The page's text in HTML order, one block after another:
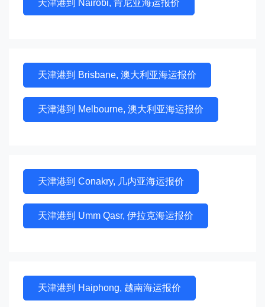
天津港到 Nairobi, 肯尼亚海运报价
天津港到 Brisbane, 澳大利亚海运报价
天津港到 Melbourne, 澳大利亚海运报价
天津港到 Conakry, 几内亚海运报价
天津港到 Umm Qasr, 伊拉克海运报价
天津港到 Haiphong, 越南海运报价